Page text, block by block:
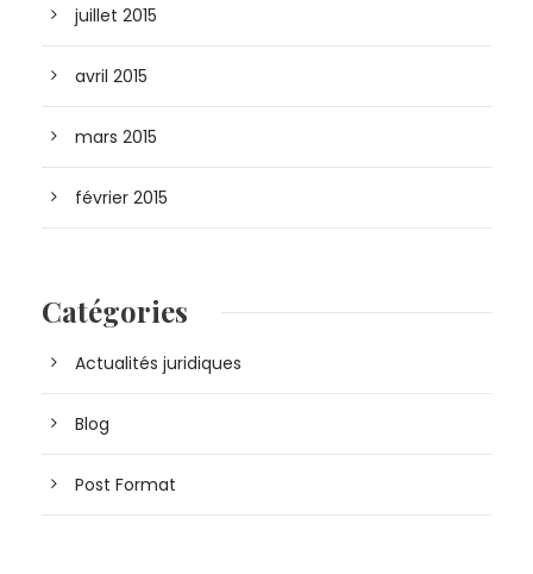
juillet 2015
avril 2015
mars 2015
février 2015
Catégories
Actualités juridiques
Blog
Post Format